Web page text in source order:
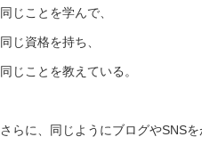
同じことを学んで、
同じ資格を持ち、
同じことを教えている。
さらに、同じようにブログやSNSを